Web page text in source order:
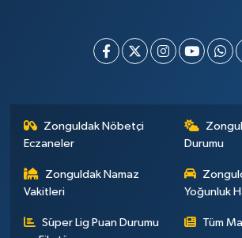
Zonguldak Nöbetçi
Eczaneler
Durumu
Zonguldak Namaz
Vakitleri
Yoğunluk
Süper Lig Puan Durumu
Tüm